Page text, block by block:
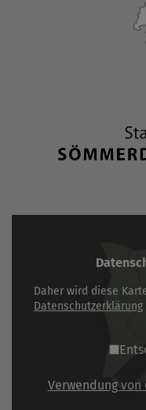
Daher wird diese
Datenschutzerklärung
Verwendung